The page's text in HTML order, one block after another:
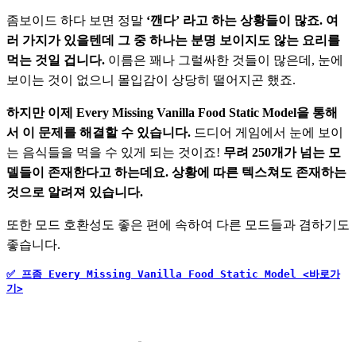
좀보이드 하다 보면 정말 ‘깬다’ 라고 하는 상황들이 많죠. 여
러 가지가 있을텐데 그 중 하나는 분명 보이지도 않는 요리를
먹는 것일 겁니다. 이름은 꽤나 그럴싸한 것들이 많은데, 눈에
보이는 것이 없으니 몰입감이 상당히 떨어지곤 했죠.
하지만 이제 Every Missing Vanilla Food Static Model을 통해
서 이 문제를 해결할 수 있습니다. 드디어 게임에서 눈에 보이
는 음식들을 먹을 수 있게 되는 것이죠! 무려 250개가 넘는 모
델들이 존재한다고 하는데요. 상황에 따른 텍스쳐도 존재하는
것으로 알려져 있습니다.
또한 모드 호환성도 좋은 편에 속하여 다른 모드들과 겸하기도
좋습니다.
✅ 프좀 Every Missing Vanilla Food Static Model <바로가
기>